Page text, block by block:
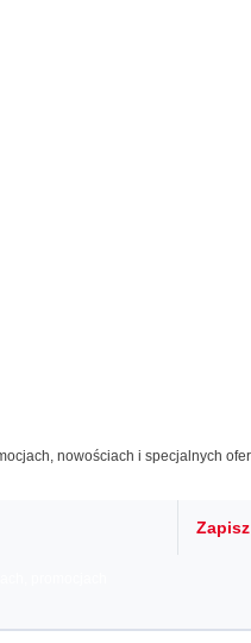
nowościach i specjalnych
Zapisz